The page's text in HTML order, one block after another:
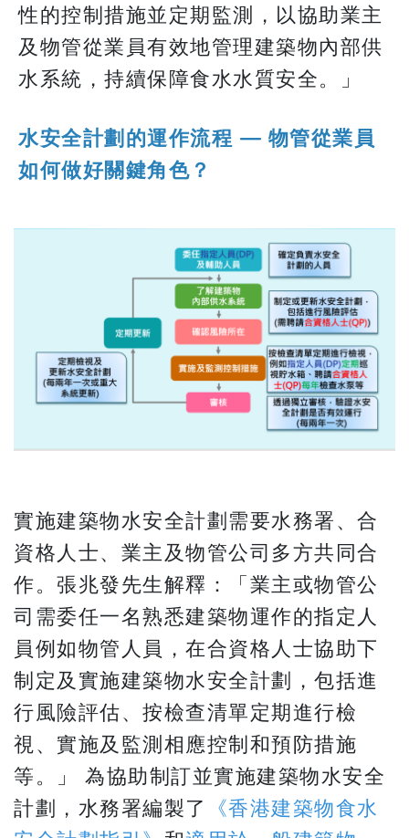
性的控制措施並定期監測，以協助業主
及物管從業員有效地管理建築物內部供
水系統，持續保障食水水質安全。」
水安全計劃的運作流程 — 物管從業員
如何做好關鍵角色？
實施建築物水安全計劃需要水務署、合
資格人士、業主及物管公司多方共同合
作。張兆發先生解釋：「業主或物管公
司需委任一名熟悉建築物運作的指定人
員例如物管人員，在合資格人士協助下
制定及實施建築物水安全計劃，包括進
行風險評估、按檢查清單定期進行檢
視、實施及監測相應控制和預防措施
等。」 為協助制訂並實施建築物水安全
計劃，水務署編製了 《香港建築物食水